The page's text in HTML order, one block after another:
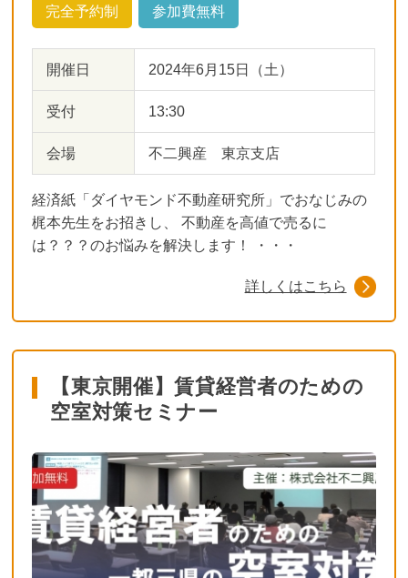
完全予約制 参加費無料
開催日 2024年6月15日（土）
受付 13:30
会場 不二興産 東京支店
経済紙「ダイヤモンド不動産研究所」でおなじみの
梶本先生をお招きし、 不動産を高値で売るに
は？？？のお悩みを解決します！ ・・・
詳しくはこちら
【東京開催】賃貸経営者のための
空室対策セミナー